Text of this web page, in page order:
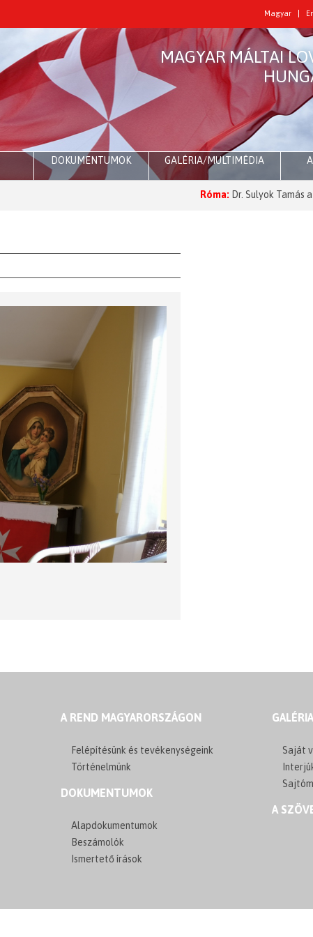
Magyar
MAGYAR MÁLTAI
DOKUMENTUMOK GALÉRIA/MULTIMÉDIA
Dr. Sulyok Tamás a
A REND MAGYARORSZÁGON
Felépítésünk és tevékenységeink
Történelmünk
DOKUMENTUMOK
Alapdokumentumok
Beszámolók
Ismertető írások
Saját
A